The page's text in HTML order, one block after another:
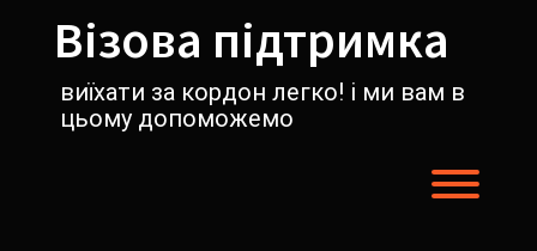
содержимомуВізова підтримка
виїхати за кордон легко! і ми вам в
цьому допоможемо